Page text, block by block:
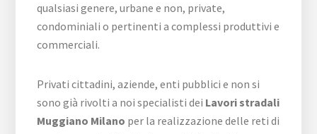
qualsiasi genere, urbane e non, private,
condominiali o pertinenti a complessi produttivi e
commerciali.
Privati cittadini, aziende, enti pubblici e non si
sono già rivolti a noi specialisti dei Lavori stradali
Muggiano Milano per la realizzazione delle reti di